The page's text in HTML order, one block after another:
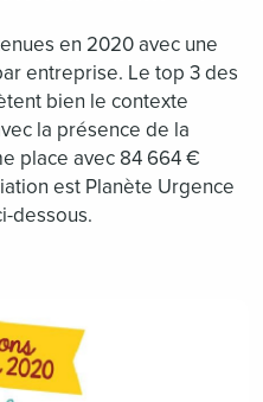
en 2020 avec une
entreprise. Le top 3 des
bien le contexte
la présence de la
place avec 84 664 €
est Planète Urgence
dessous.